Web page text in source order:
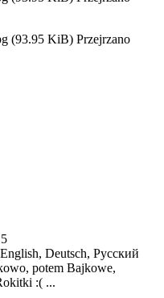
(93.95 KiB) Przejrzano
English, Deutsch, Pусский
potem Bajkowe,
:( ...